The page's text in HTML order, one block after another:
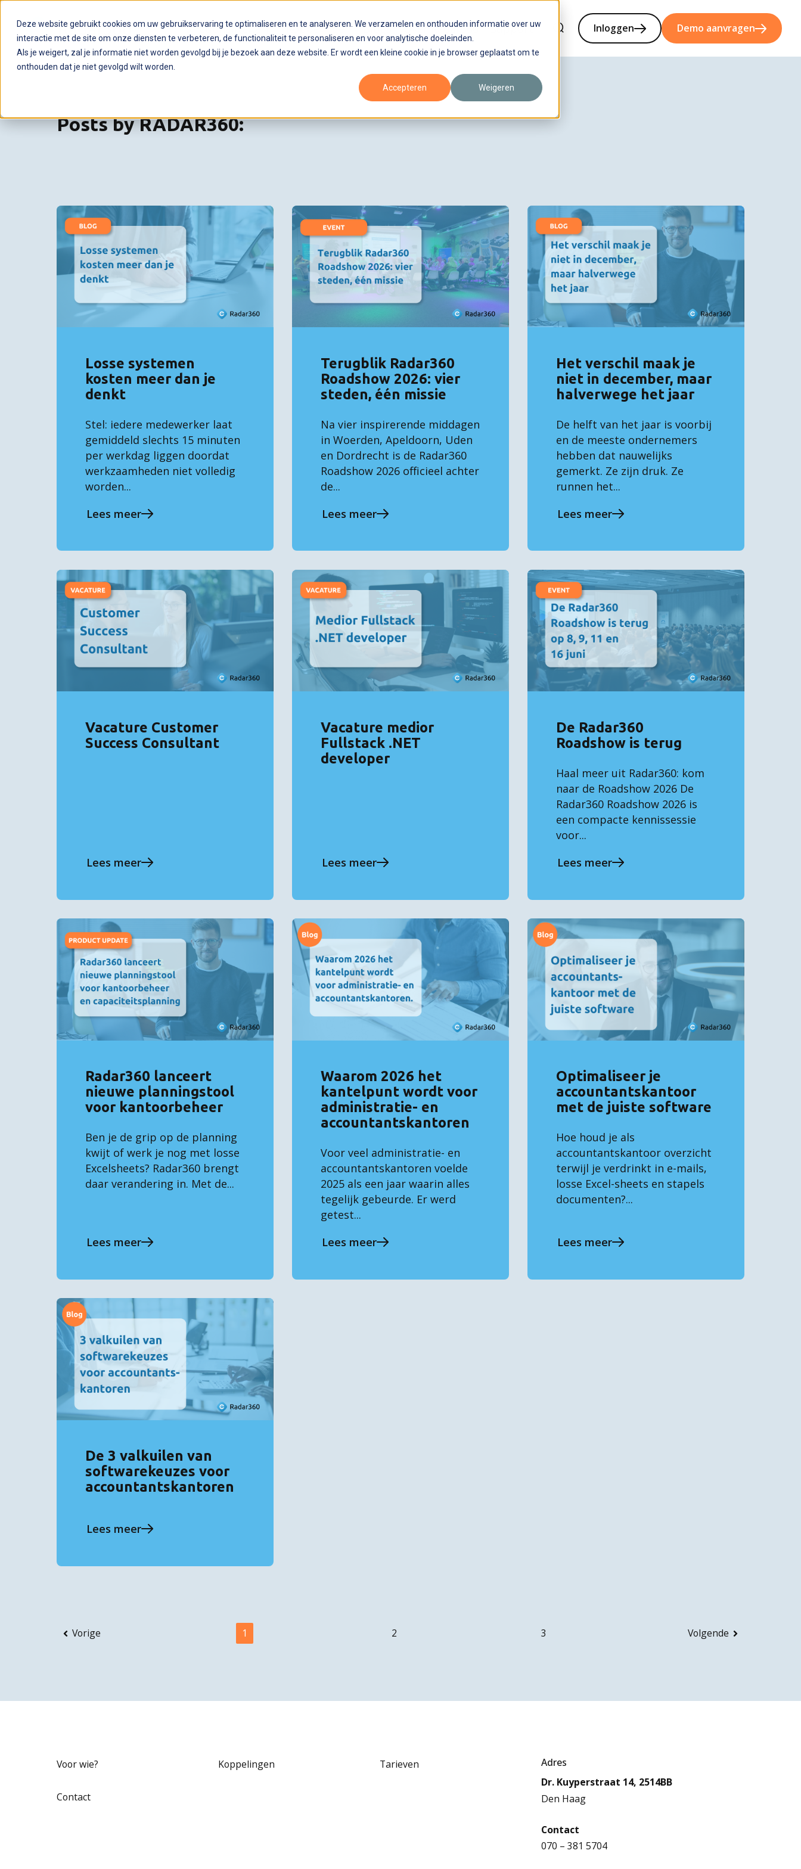
Deze website gebruikt cookies om uw gebruikservaring te optimaliseren en te analyseren. We verzamelen en onthouden informatie over uw
interactie met de site om onze diensten te verbeteren, de functionaliteit te personaliseren en voor analytische doeleinden.
Als je weigert, zal je informatie niet worden gevolgd bij je bezoek aan deze website. Er wordt een kleine cookie in je browser geplaatst om te
onthouden dat je niet gevolgd wilt worden.
Accepteren Weigeren
Functionaliteiten Koppelingen Blogs Over Radar360 Support Inloggen Demo aanvragen
Posts by RADAR360:
Losse systemen
kosten meer dan je
denkt
Stel: iedere medewerker laat
gemiddeld slechts 15 minuten
per werkdag liggen doordat
werkzaamheden niet volledig
worden...
Lees meer
Terugblik Radar360
Roadshow 2026: vier
steden, één missie
Na vier inspirerende middagen
in Woerden, Apeldoorn, Uden
en Dordrecht is de Radar360
Roadshow 2026 officieel achter
de...
Lees meer
Het verschil maak je
niet in december, maar
halverwege het jaar
De helft van het jaar is voorbij
en de meeste ondernemers
hebben dat nauwelijks
gemerkt. Ze zijn druk. Ze
runnen het...
Lees meer
Vacature Customer
Success Consultant
Lees meer
Vacature medior
Fullstack .NET
developer
Lees meer
De Radar360
Roadshow is terug
Haal meer uit Radar360: kom
naar de Roadshow 2026 De
Radar360 Roadshow 2026 is
een compacte kennissessie
voor...
Lees meer
Radar360 lanceert
nieuwe planningstool
voor kantoorbeheer
Ben je de grip op de planning
kwijt of werk je nog met losse
Excelsheets? Radar360 brengt
daar verandering in. Met de...
Lees meer
Waarom 2026 het
kantelpunt wordt voor
administratie- en
accountantskantoren
Voor veel administratie- en
accountantskantoren voelde
2025 als een jaar waarin alles
tegelijk gebeurde. Er werd
getest...
Lees meer
Optimaliseer je
accountantskantoor
met de juiste software
Hoe houd je als
accountantskantoor overzicht
terwijl je verdrinkt in e-mails,
losse Excel-sheets en stapels
documenten?...
Lees meer
De 3 valkuilen van
softwarekeuzes voor
accountantskantoren
Lees meer
Vorige 1 2 3 Volgende
Voor wie? Koppelingen Tarieven
Contact
Adres
Dr. Kuyperstraat 14, 2514BB
Den Haag
Contact
070 – 381 5704